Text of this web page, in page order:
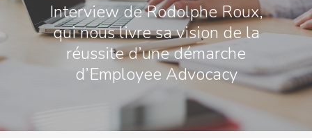
Interview de Rodolphe Roux,
qui nous livre sa vision de la
réussite d’une démarche
d’Employee Advocacy